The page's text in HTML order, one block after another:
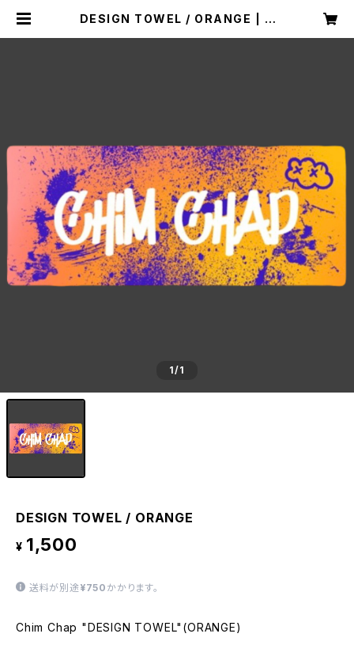
DESIGN TOWEL / ORANGE | C
1/1
DESIGN TOWEL / ORANGE
¥ 1,500
送料が別途 ¥750 かかります。
Chim Chap "DESIGN TOWEL"(ORANGE)